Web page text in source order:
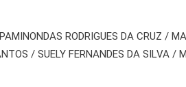
RODRIGUES DA CRUZ /
/ SUELY FERNANDES DA SILVA /